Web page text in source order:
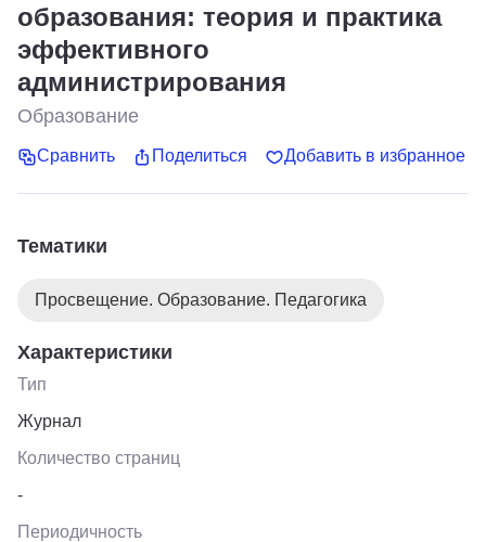
образования: теория и практика
эффективного
администрирования
Образование
Сравнить Поделиться Добавить в избранное
Тематики
Просвещение. Образование. Педагогика
Характеристики
Тип
Журнал
Количество страниц
-
Периодичность